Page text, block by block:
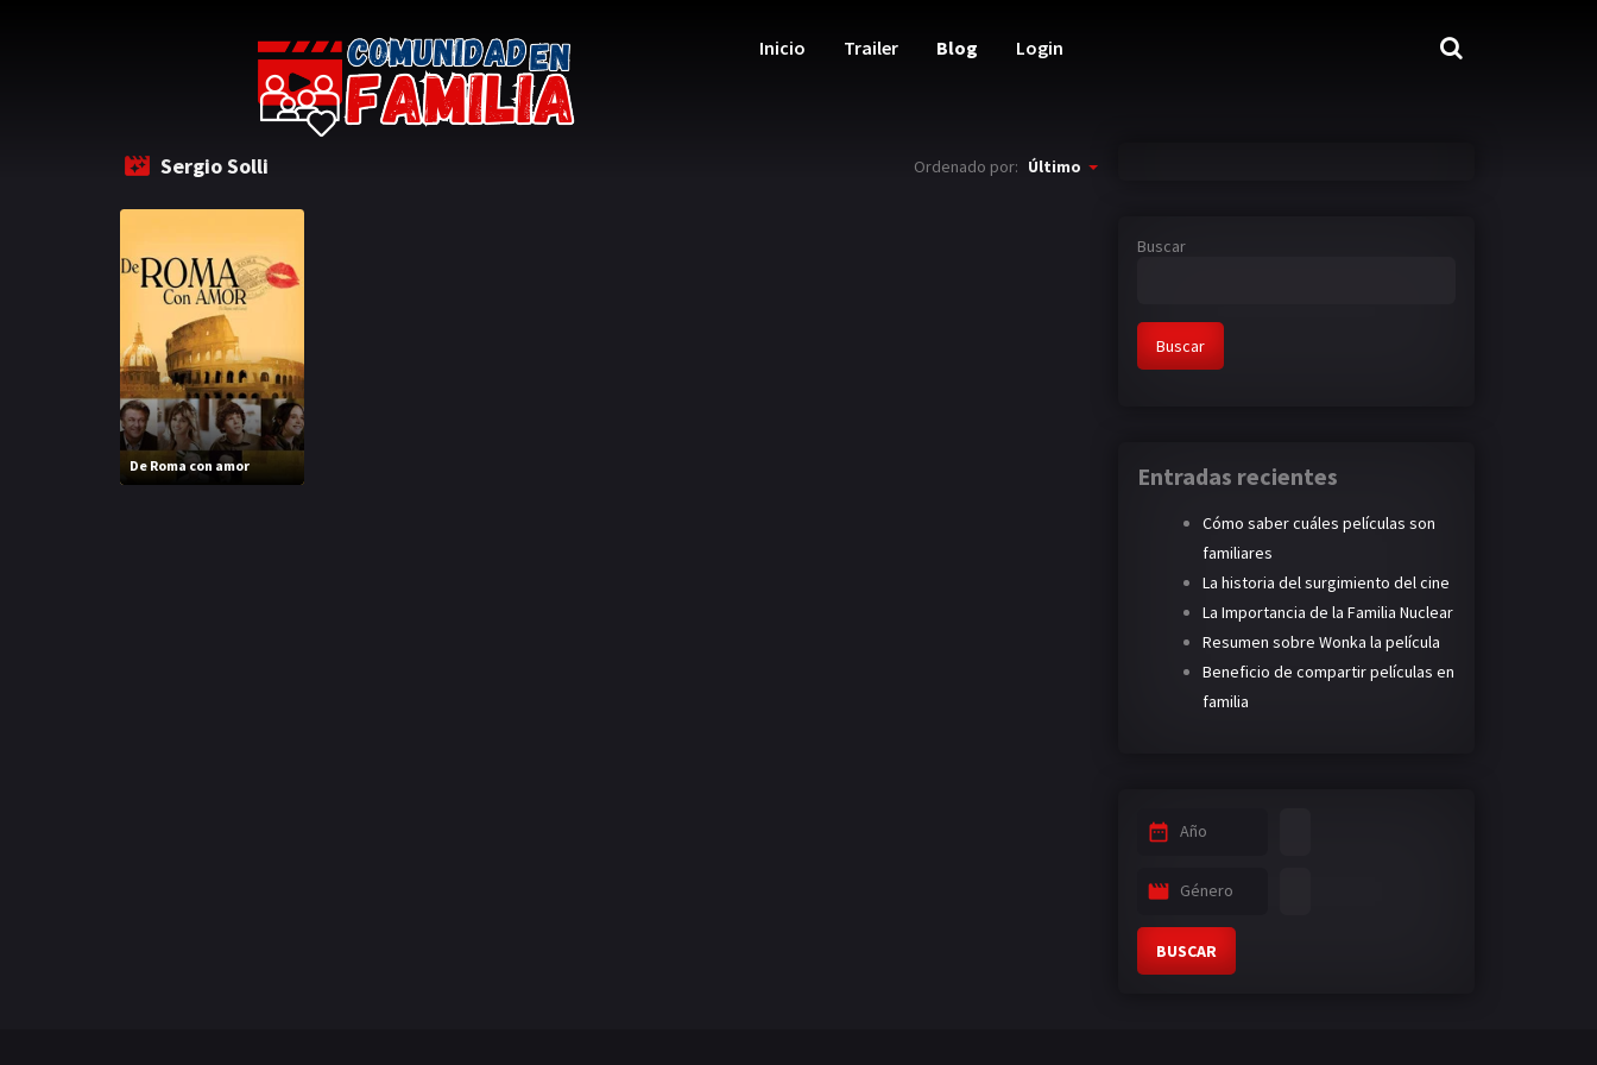
Inicio Trailer Blog Login
Sergio Solli Ordenado por: Último
De Roma con amor
Buscar
Buscar
Entradas recientes
Cómo saber cuáles películas son
familiares
La historia del surgimiento del cine
La Importancia de la Familia Nuclear
Resumen sobre Wonka la película
Beneficio de compartir películas en
familia
Año
Género
BUSCAR